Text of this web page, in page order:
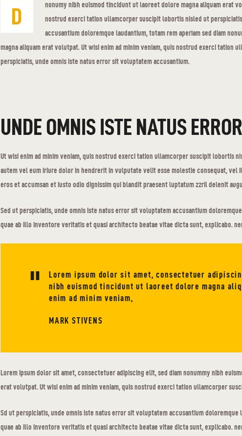
D
nonumy nibh euismod tincidunt ut laoreet dolore magna aliquam erat
nostrud exerci tation ullamcorper suscipit lobortis nisled ut
accusantium doloremque laudantium, totam rem aperiam sed diam
magna aliquam erat volutpat. Ut wisi enim ad minim veniam, quis nostrud exerci tation
perspiciatis, unde omnis iste natus error sit voluptatem accusantium.
UNDE OMNIS ISTE NATUS ERROR
Ut wisi enim ad minim veniam, quis nostrud exerci tation ullamcorper suscipit lobortis
autem vel eum iriure dolor in hendrerit in vulputate velit esse molestie consequat, vel
eros et accumsan et iusto odio dignissim qui blandit praesent luptatum zzril delenit
Sed ut perspiciatis, unde omnis iste natus error sit voluptatem accusantium
quae ab illo inventore veritatis et quasi architecto beatae vitae dicta sunt, explicabo.
Lorem ipsum dolor sit amet, consectetuer
nibh euismod tincidunt ut laoreet dolore magna
enim ad minim veniam,
MARK STIVENS
Lorem ipsum dolor sit amet, consectetuer adipiscing elit, sed diam nonummy nibh
erat volutpat. Ut wisi enim ad minim veniam, quis nostrud exerci tation ullamcorper
Sd ut perspiciatis, unde omnis iste natus error sit voluptatem accusantium doloremque
quae ab illo inventore veritatis et quasi architecto beatae vitae dicta sunt, explicabo.